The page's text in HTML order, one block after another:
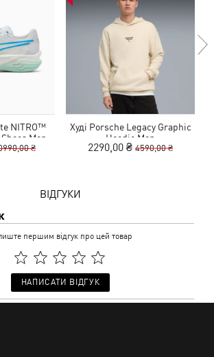
NITRO™
Men
₴
Худі Porsche Legacy Graphic
Hoodie Men
2290,00 ₴ 4590,00 ₴
ВІДГУКИ
першим відгук про цей товар
НАПИСАТИ ВІДГУК